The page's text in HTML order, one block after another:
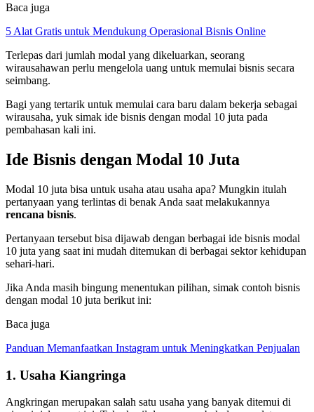
Baca juga
5 Alat Gratis untuk Mendukung Operasional Bisnis Online
Terlepas dari jumlah modal yang dikeluarkan, seorang
wirausahawan perlu mengelola uang untuk memulai bisnis secara
seimbang.
Bagi yang tertarik untuk memulai cara baru dalam bekerja sebagai
wirausaha, yuk simak ide bisnis dengan modal 10 juta pada
pembahasan kali ini.
Ide Bisnis dengan Modal 10 Juta
Modal 10 juta bisa untuk usaha atau usaha apa? Mungkin itulah
pertanyaan yang terlintas di benak Anda saat melakukannya
rencana bisnis.
Pertanyaan tersebut bisa dijawab dengan berbagai ide bisnis modal
10 juta yang saat ini mudah ditemukan di berbagai sektor kehidupan
sehari-hari.
Jika Anda masih bingung menentukan pilihan, simak contoh bisnis
dengan modal 10 juta berikut ini:
Baca juga
Panduan Memanfaatkan Instagram untuk Meningkatkan Penjualan
1. Usaha Kiangringa
Angkringan merupakan salah satu usaha yang banyak ditemui di